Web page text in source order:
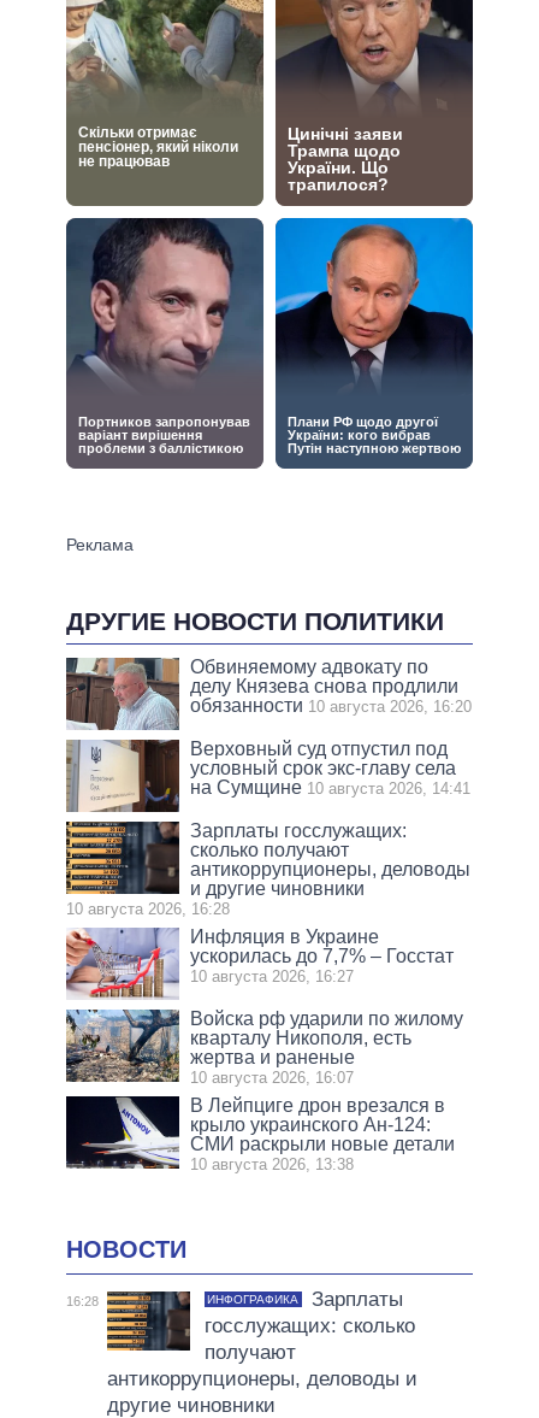
ДРУГИЕ НОВОСТИ ПОЛИТИКИ
Обвиняемому адвокату по
делу Князева снова продлили
обязанности 10 августа 2026, 16:20
Верховный суд отпустил под
условный срок экс-главу села
на Сумщине 10 августа 2026, 14:41
Зарплаты госслужащих:
сколько получают
антикоррупционеры, деловоды
и другие чиновники
10 августа 2026, 16:28
Инфляция в Украине
ускорилась до 7,7% – Госстат
10 августа 2026, 16:27
Войска рф ударили по жилому
кварталу Никополя, есть
жертва и раненые
10 августа 2026, 16:07
В Лейпциге дрон врезался в
крыло украинского Ан-124:
СМИ раскрыли новые детали
10 августа 2026, 13:38
НОВОСТИ
16:28 ИНФОГРАФИКА
Зарплаты
госслужащих: сколько
получают
антикоррупционеры, деловоды и
другие чиновники